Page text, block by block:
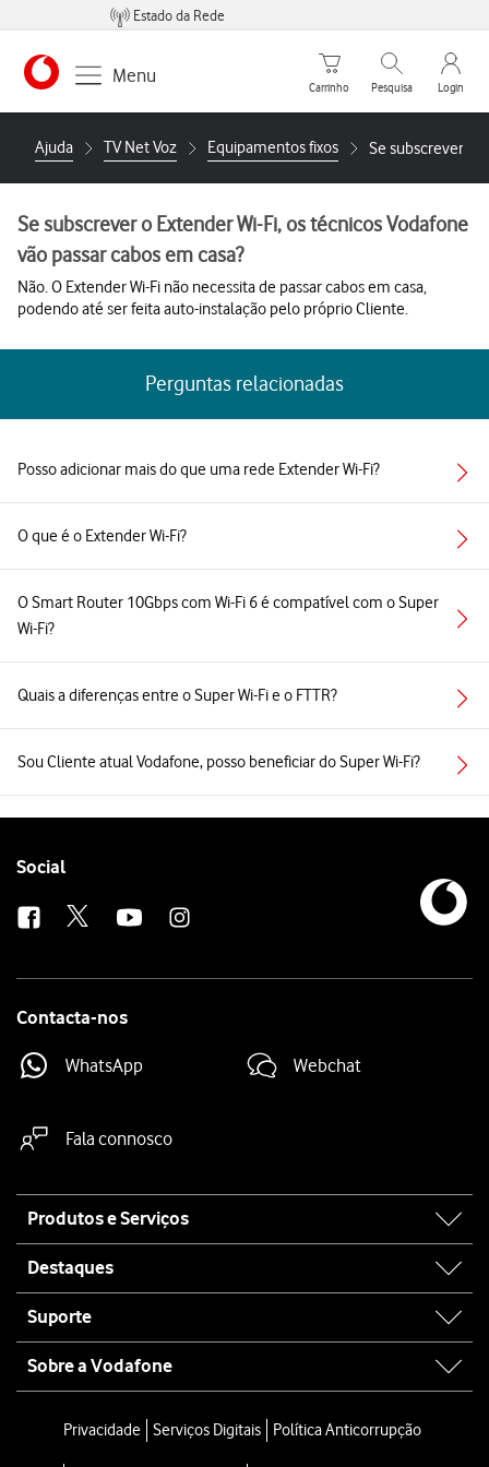
Estado da Rede
https://www.vodafone.pt
Menu
Carrinho de compras
Carrinho
Pesquisar
Pesquisa
My
Login
Ajuda TV Net Voz Equipamentos fixos Se subscrever o
Se subscrever o Extender Wi-Fi, os técnicos Vodafone
vão passar cabos em casa?
Não. O Extender Wi-Fi não necessita de passar cabos em casa,
podendo até ser feita auto-instalação pelo próprio Cliente.
Perguntas relacionadas
Posso adicionar mais do que uma rede Extender Wi-Fi?
O que é o Extender Wi-Fi?
O Smart Router 10Gbps com Wi-Fi 6 é compatível com o Super
Wi-Fi?
Quais a diferenças entre o Super Wi-Fi e o FTTR?
Sou Cliente atual Vodafone, posso beneficiar do Super Wi-Fi?
Follow
Social
Contacta-nos
WhatsApp Webchat
Fala connosco
map
Produtos e Serviços
Destaques
Suporte
Sobre a Vodafone
Privacidade Serviços Digitais Política Anticorrupção